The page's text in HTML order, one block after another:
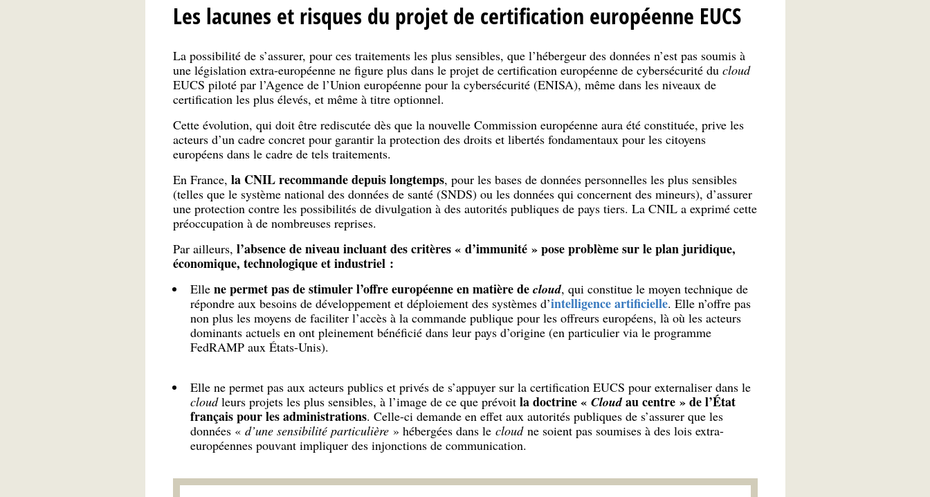
Les lacunes et risques du projet de certification européenne EUCS
La possibilité de s’assurer, pour ces traitements les plus sensibles, que l’hébergeur des données n’est pas soumis à
une législation extra-européenne ne figure plus dans le projet de certification européenne de cybersécurité du cloud
EUCS piloté par l’Agence de l’Union européenne pour la cybersécurité (ENISA), même dans les niveaux de
certification les plus élevés, et même à titre optionnel.
Cette évolution, qui doit être rediscutée dès que la nouvelle Commission européenne aura été constituée, prive les
acteurs d’un cadre concret pour garantir la protection des droits et libertés fondamentaux pour les citoyens
européens dans le cadre de tels traitements.
En France, la CNIL recommande depuis longtemps, pour les bases de données personnelles les plus sensibles
(telles que le système national des données de santé (SNDS) ou les données qui concernent des mineurs), d’assurer
une protection contre les possibilités de divulgation à des autorités publiques de pays tiers. La CNIL a exprimé cette
préoccupation à de nombreuses reprises.
Par ailleurs, l’absence de niveau incluant des critères « d’immunité » pose problème sur le plan juridique,
économique, technologique et industriel :
Elle ne permet pas de stimuler l’offre européenne en matière de cloud, qui constitue le moyen technique de
répondre aux besoins de développement et déploiement des systèmes d’intelligence artificielle. Elle n’offre pas
non plus les moyens de faciliter l’accès à la commande publique pour les offreurs européens, là où les acteurs
dominants actuels en ont pleinement bénéficié dans leur pays d’origine (en particulier via le programme
FedRAMP aux États-Unis).
Elle ne permet pas aux acteurs publics et privés de s’appuyer sur la certification EUCS pour externaliser dans le
cloudleurs projets les plus sensibles, à l’image de ce que prévoitla doctrine «Cloudau centre » de l’État
français pour les administrations. Celle-ci demande en effet aux autorités publiques de s’assurer que les
données «d’une sensibilité particulière » hébergées dans le cloudne soient pas soumises à des lois extra-
européennes pouvant impliquer des injonctions de communication.